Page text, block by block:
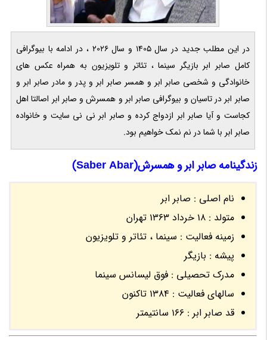
در این مطلب جدید در سال 1405 و سال 2026 ، در ادامه با بیوگرافی
کامل صابر ابر بازیگر سینما ، تئاتر و تلویزیون به همراه عکس های
خانوادگی و شخصی صابر ابر و همسر صابر ابر و پدر و مادر صابر ابر و
صابر ابر در تاسیان و بیوگرافی صابر ابر و همسرش و صابر ابر اصالتا اهل
کجاست و آیا صابر ابر ازدواج کرده و صابر ابر نی نی سایت و خانواده
صابر ابر با شما در نم نمک خواهیم بود.
زندگینامه صابر ابر و همسرش(Saber Abar)
نام اصلی : صابر ابر
متولد : 18 خرداد 1363 تهران
زمینه فعالیت : سینما ، تئاتر و تلویزیون
پیشه : بازیگر
مدرک تحصیلی : فوق لیسانس سینما
سالهای فعالیت : 1384 تاکنون
قد صابر ابر : 166 سانتیمتر